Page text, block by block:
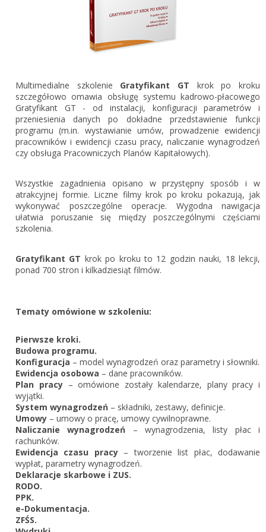
Gestor nexo PRO krok po kroku
KSeF w Subiekcie GT
KSeF w Subiekcie nexo/nexo PRO
Portal Dokumentów z obsługą KSeF dla firm
Portal Dokumentów z obsługą KSeF dla biur
rachunkowych
Logowanie do Akademi InsERT
Login
Hasło
Zapomniałem hasła
Zarejestruj
Multimedialne szkolenie Gratyfikant GT krok po kroku
szczegółowo omawia obsługę systemu kadrowo-płacowego
Gratyfikant GT - od instalacji, konfiguracji parametrów i
przeniesienia danych po dokładne przedstawienie funkcji
programu (m.in. wystawianie umów, prowadzenie ewidencji
pracowników i ewidencji czasu pracy, naliczanie wynagrodzeń
czy obsługa Pracowniczych Planów Kapitałowych).
Wszystkie zagadnienia opisano w przystępny sposób i w
atrakcyjnej formie. Liczne filmy krok po kroku pokazują, jak
wykonywać poszczególne operacje. Wygodna nawigacja
ułatwia poruszanie się między poszczególnymi częściami
szkolenia.
Gratyfikant GT krok po kroku to 12 godzin nauki, 18 lekcji,
ponad 700 stron i kilkadziesiąt filmów.
Tematy omówione w szkoleniu:
Pierwsze kroki.
Budowa programu.
Konfiguracja – model wynagrodzeń oraz parametry i słowniki.
Ewidencja osobowa – dane pracowników.
Plan pracy– omówione zostały kalendarze, plany pracy i
wyjątki.
System wynagrodzeń – składniki, zestawy, definicje.
Umowy – umowy o pracę, umowy cywilnoprawne.
Naliczanie wynagrodzeń – wynagrodzenia, listy płac i
rachunków.
Ewidencja czasu pracy– tworzenie list płac, dodawanie
wypłat, parametry wynagrodzeń.
Deklaracje skarbowe i ZUS.
RODO.
PPK.
e-Dokumentacja.
ZFŚS.